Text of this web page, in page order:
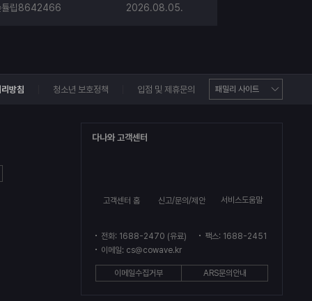
튤립8642466 2026.08.05.
방침 청소년 보호정책 입점 및 제휴문의
다나와 고객센터
고객센터 홈 신고/문의/제안 서비스도움말
전화: 1688-2470 (유료)
팩스: 1688-2451
이메일: cs@cowave.kr
이메일수집거부 ARS문의안내